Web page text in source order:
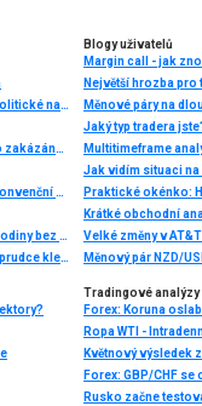
Porovnanie reakcie trhov na súčasné a aprílové geopolitické napätie
ČEZ: Soud v Petrohradu vyhověl Gazpromu, ČEZu bylo zakázáno pokračovat v arbitráži
Okénko trhu - Holub (ČNB) opět promluvil na téma nekonvenční měnové politiky
Daň z nemovitosti poškodí hlavně důchodce a mladé rodiny bez vlastního bytu. Jde o další porušený slib vlády, již několikátý
Makro: Maloobchodní tržby Německa v září nečekaně prudce klesly
Blogy uživatelů
Margin call - jak
Největší hrozba
Měnové páry na
Jaký typ tradera
Multitimeframe
Jak vidím situaci na
Praktické okénko:
Krátké obchodní
Velké změny v
Měnový pár NZD/
Tradingové analýzy
Forex: Koruna
Ropa WTI -
Forex: GBP/CHF
Rusko začne